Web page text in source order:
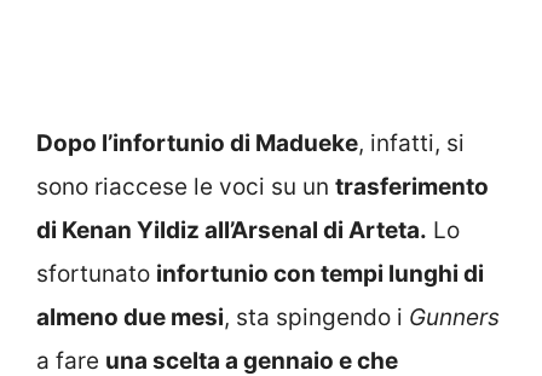
Dopo l’infortunio di Madueke, infatti, si
sono riaccese le voci su un trasferimento
di Kenan Yildiz all’Arsenal di Arteta. Lo
sfortunato infortunio con tempi lunghi di
almeno due mesi, sta spingendo i Gunners
a fare una scelta a gennaio e che